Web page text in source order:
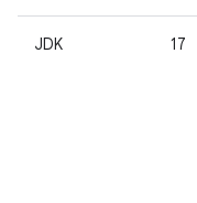
JDK 17